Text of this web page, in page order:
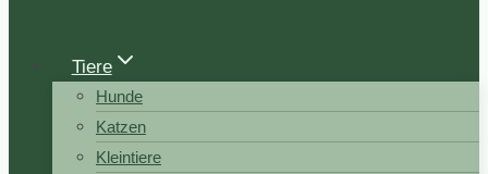
Tiere
Hunde
Katzen
Kleintiere